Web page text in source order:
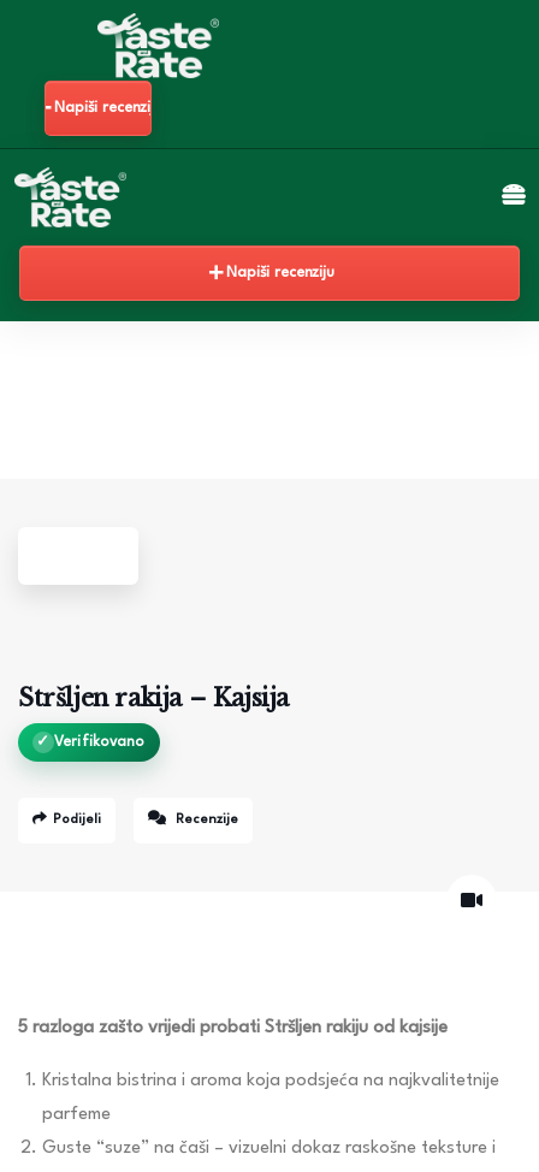
Napiši recenziju
Napiši recenziju
Stršljen rakija – Kajsija
✓ Verifikovano
Podijeli Recenzije
5 razloga zašto vrijedi probati Stršljen rakiju od kajsije
Kristalna bistrina i aroma koja podsjeća na najkvalitetnije
parfeme
Guste “suze” na čaši – vizuelni dokaz raskošne teksture i